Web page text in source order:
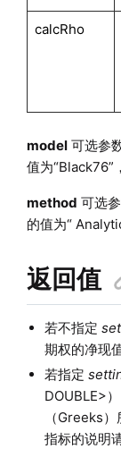
calcRho
model可选参
值为“Black76”
method 可选
的值为“
返回值
若不指定
期权的净现
若指定
DOUBLE>
（Greeks
指标的说明